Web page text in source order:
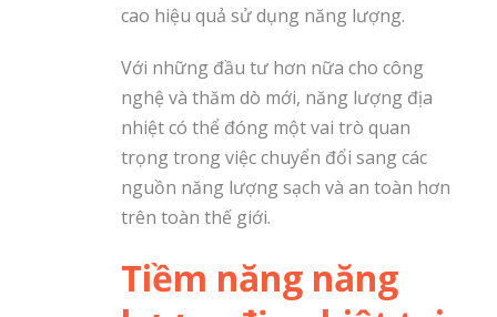
cao hiệu quả sử dụng năng lượng.
Với những đầu tư hơn nữa cho công
nghệ và thăm dò mới, năng lượng địa
nhiệt có thể đóng một vai trò quan
trọng trong việc chuyển đổi sang các
nguồn năng lượng sạch và an toàn hơn
trên toàn thế giới.
Tiềm năng năng